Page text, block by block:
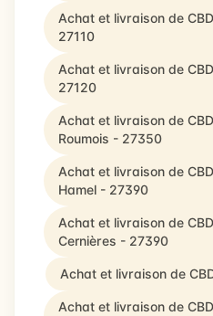
Achat et livraison de
27110
Achat et livraison de
27120
Achat et livraison de
Roumois - 27350
Achat et livraison de
Hamel - 27390
Achat et livraison de
Cernières - 27390
Achat et livraison de
Achat et livraison de